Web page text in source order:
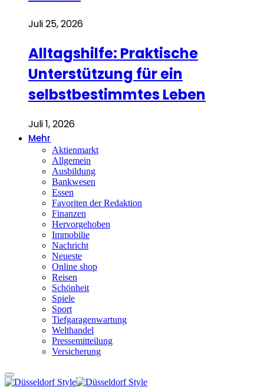
Juli 25, 2026
Alltagshilfe: Praktische
Unterstützung für ein
selbstbestimmtes Leben
Juli 1, 2026
Mehr
Aktienmarkt
Allgemein
Ausbildung
Bankwesen
Essen
Favoriten der Redaktion
Finanzen
Hervorgehoben
Immobilie
Nachricht
Neueste
Online shop
Reisen
Schönheit
Spiele
Sport
Tiefgaragenwartung
Welthandel
Pressemitteilung
Versicherung